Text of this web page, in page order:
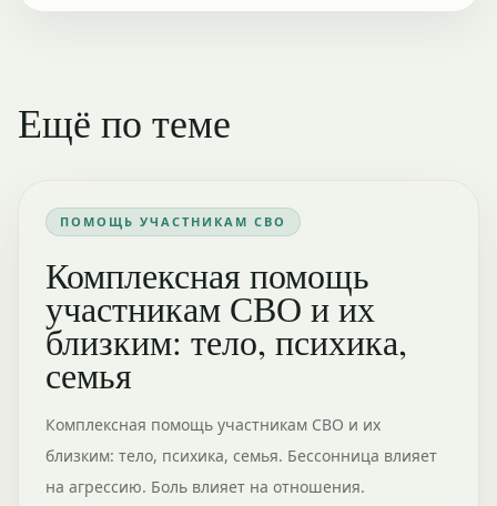
Ещё по теме
ПОМОЩЬ УЧАСТНИКАМ СВО
Комплексная помощь
участникам СВО и их
близким: тело, психика,
семья
Комплексная помощь участникам СВО и их
близким: тело, психика, семья. Бессонница влияет
на агрессию. Боль влияет на отношения.